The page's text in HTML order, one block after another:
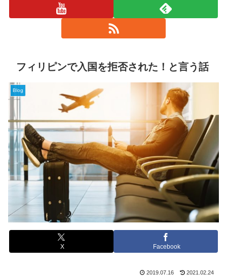
フィリピンで入国を拒否された！と言う話
Blog
X Facebook
2019.07.16 2021.02.24